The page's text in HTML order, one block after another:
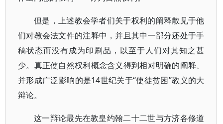
但是，上述教会学者们关于权利的阐释散见于他
们对教会法文件的注释中，并且其中一部分还处于手
稿状态而没有成为印刷品，以至于人们对其知之甚
少。真正使自然权利概念含义得到相对明确的阐释、
并形成广泛影响的是14世纪关于“使徒贫困”教义的大
辩论。
这一辩论最先在教皇约翰二十二世与方济各修道